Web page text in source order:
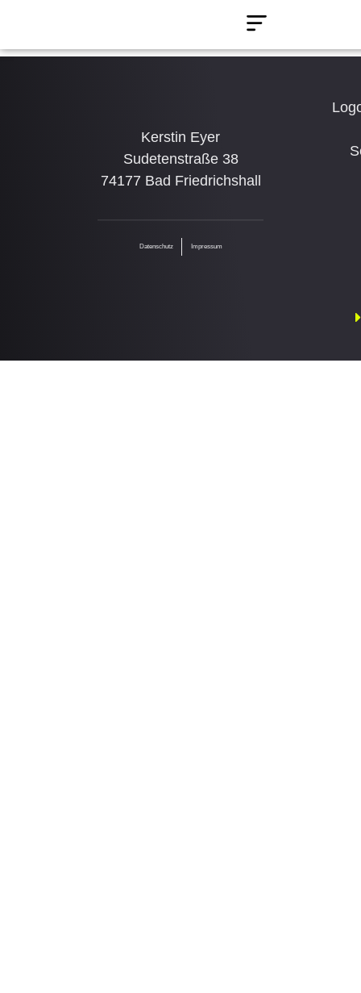
Kerstin Eyer
Sudetenstraße 38
74177 Bad Friedrichshall
Datenschutz Impressum